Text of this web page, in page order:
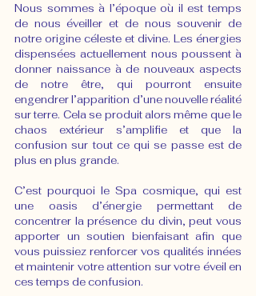
Nous sommes à l’époque où il est temps
de nous éveiller et de nous souvenir de
notre origine céleste et divine. Les énergies
dispensées actuellement nous poussent à
donner naissance à de nouveaux aspects
de notre être, qui pourront ensuite
engendrer l’apparition d’une nouvelle réalité
sur terre. Cela se produit alors même que le
chaos extérieur s’amplifie et que la
confusion sur tout ce qui se passe est de
plus en plus grande.
C’est pourquoi le Spa cosmique, qui est
une oasis d’énergie permettant de
concentrer la présence du divin, peut vous
apporter un soutien bienfaisant afin que
vous puissiez renforcer vos qualités innées
et maintenir votre attention sur votre éveil en
ces temps de confusion.